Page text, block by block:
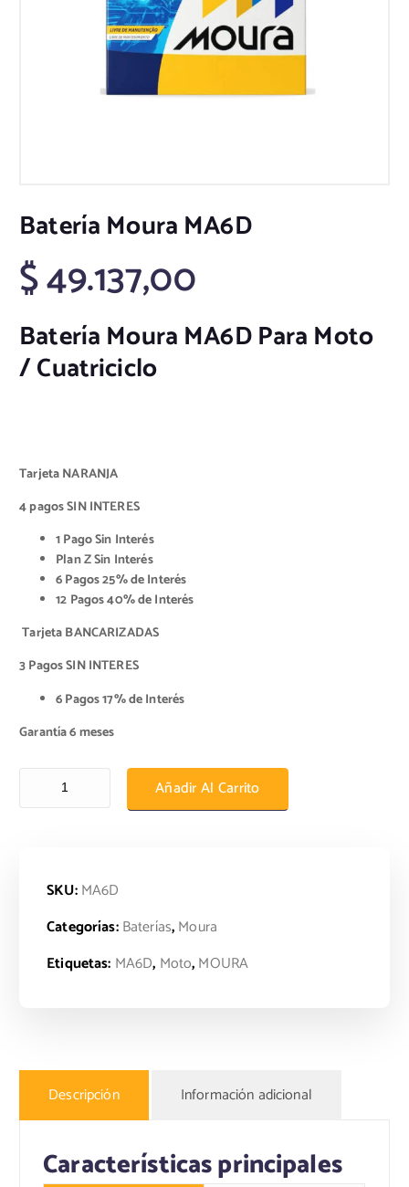
Batería Moura MA6D
$49.137,00
Batería Moura MA6D Para Moto
/ Cuatriciclo
Tarjeta NARANJA
4 pagos SIN INTERES
1 Pago Sin Interés
Plan Z Sin Interés
6 Pagos 25% de Interés
12 Pagos 40% de Interés
Tarjeta BANCARIZADAS
3 Pagos SIN INTERES
6 Pagos 17% de Interés
Garantía 6 meses
Batería Moura MA6D cantidadAñadir Al Carrito
SKU:MA6D
Categorías:Baterías,Moura
Etiquetas: MA6D, Moto,MOURA
Descripción Información adicional
Características principales